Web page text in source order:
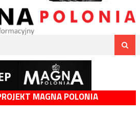
MAGNA POLONIA